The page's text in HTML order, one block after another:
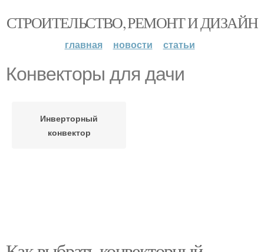
СТРОИТЕЛЬСТВО, РЕМОНТ И ДИЗАЙН
главная новости статьи
Конвекторы для дачи
Инверторный
конвектор